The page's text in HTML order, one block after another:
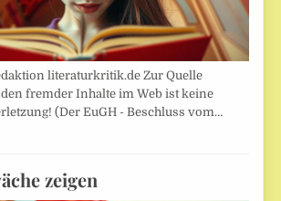
literaturkritik.de Zur Quelle
fremder Inhalte im Web ist keine
(Der EuGH - Beschluss vom…
zeigen